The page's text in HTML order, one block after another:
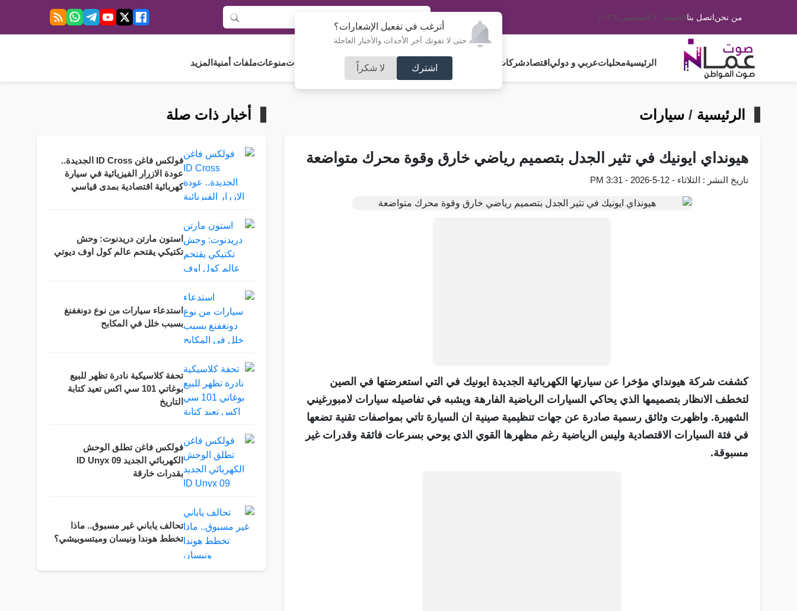
أترغب في تفعيل الإشعارات؟
حتى لا تفوتك آخر الأحداث والأخبار العاجلة
اشترك لا شكراً
من نحناتصل بناالجمعة، ٧ أغسطس ٢٠٢٦
الرئيسيةمحلياتعربي و دولي اقتصادشركات و استثمار فلسطين مجلس الأمةرياضة آراء و مقالات جامعاتمنوعاتملفات أمنية المزيد
الرئيسية /سيارات
هيونداي ايونيك في تثير الجدل بتصميم رياضي خارق وقوة محرك متواضعة
تاريخ النشر : الثلاثاء - 12-5-2026 - 3:31 PM
كشفت شركة هيونداي مؤخرا عن سيارتها الكهربائية الجديدة ايونيك في التي استعرضتها في الصين
لتخطف الانظار بتصميمها الذي يحاكي السيارات الرياضية الفارهة ويشبه في تفاصيله سيارات لامبورغيني
الشهيرة. واظهرت وثائق رسمية صادرة عن جهات تنظيمية صينية ان السيارة تاتي بمواصفات تقنية تضعها
في فئة السيارات الاقتصادية وليس الرياضية رغم مظهرها القوي الذي يوحي بسرعات فائقة وقدرات غير
مسبوقة.
أخبار ذات صلة
فولكس فاغن ID Cross الجديدة..
عودة الازرار الفيزيائية في سيارة
كهربائية اقتصادية بمدى قياسي
استون مارتن دريدنوت: وحش
تكتيكي يقتحم عالم كول اوف ديوتي
استدعاء سيارات من نوع دونغفنغ
بسبب خلل في المكابح
تحفة كلاسيكية نادرة تظهر للبيع
بوغاتي 101 سي اكس تعيد كتابة
التاريخ
فولكس فاغن تطلق الوحش
الكهربائي الجديد ID Unyx 09
بقدرات خارقة
تحالف ياباني غير مسبوق.. ماذا
تخطط هوندا ونيسان وميتسوبيشي؟